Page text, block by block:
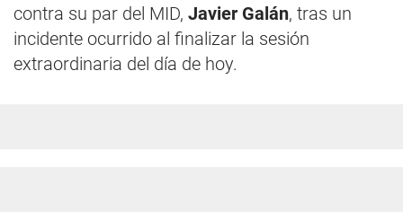
contra su par del MID, Javier Galán, tras un
incidente ocurrido al finalizar la sesión
extraordinaria del día de hoy.